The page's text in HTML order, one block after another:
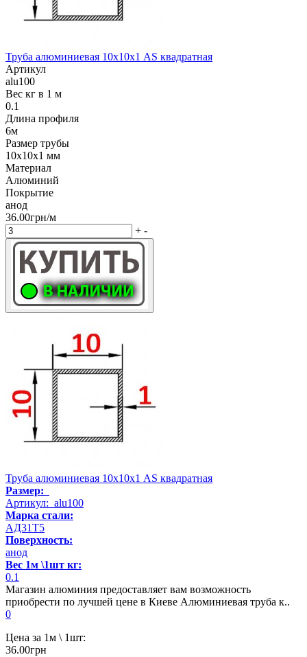
Труба алюминиевая 10х10х1 AS квадратная
Артикул
alu100
Вес кг в 1 м
0.1
Длина профиля
6м
Размер трубы
10х10х1 мм
Материал
Алюминий
Покрытие
анод
36.00грн/м
+ -
Труба алюминиевая 10х10х1 AS квадратная
Размер:
Артикул: alu100
Марка стали:
АД31Т5
Поверхность:
анод
Вес 1м \1шт кг:
0.1
Магазин алюминия предоставляет вам возможность
приобрести по лучшей цене в Киеве Алюминиевая труба к..
0
Цена за 1м \ 1шт:
36.00грн